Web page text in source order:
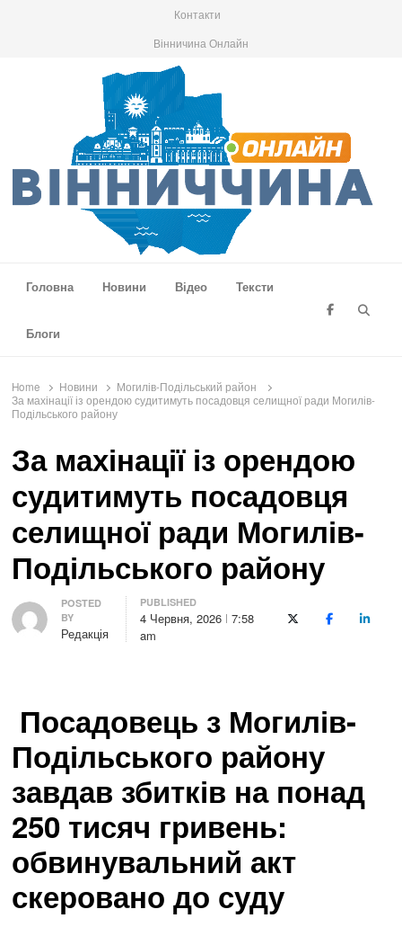
Контакти
Вінничина Онлайн
Головна
Новини Відео Тексти
Блоги
Home Новини
Могилів-Подільський район
За махінації із орендою судитимуть посадовця селищної ради Могилів-
Подільського району
За махінації із орендою
судитимуть посадовця
селищної ради Могилів-
Подільського району
Author
POSTED
BY
Редакція
PUBLISHED
4 Червня, 2026 7:58
am
X (Twitter)Facebook
Посадовець з Могилів-
Подільського району
завдав збитків на понад
250 тисяч гривень:
обвинувальний акт
скеровано до суду